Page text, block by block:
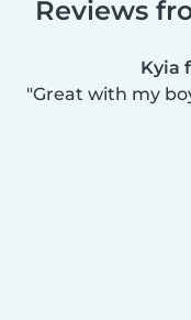
Reviews
Kyia
Great with my